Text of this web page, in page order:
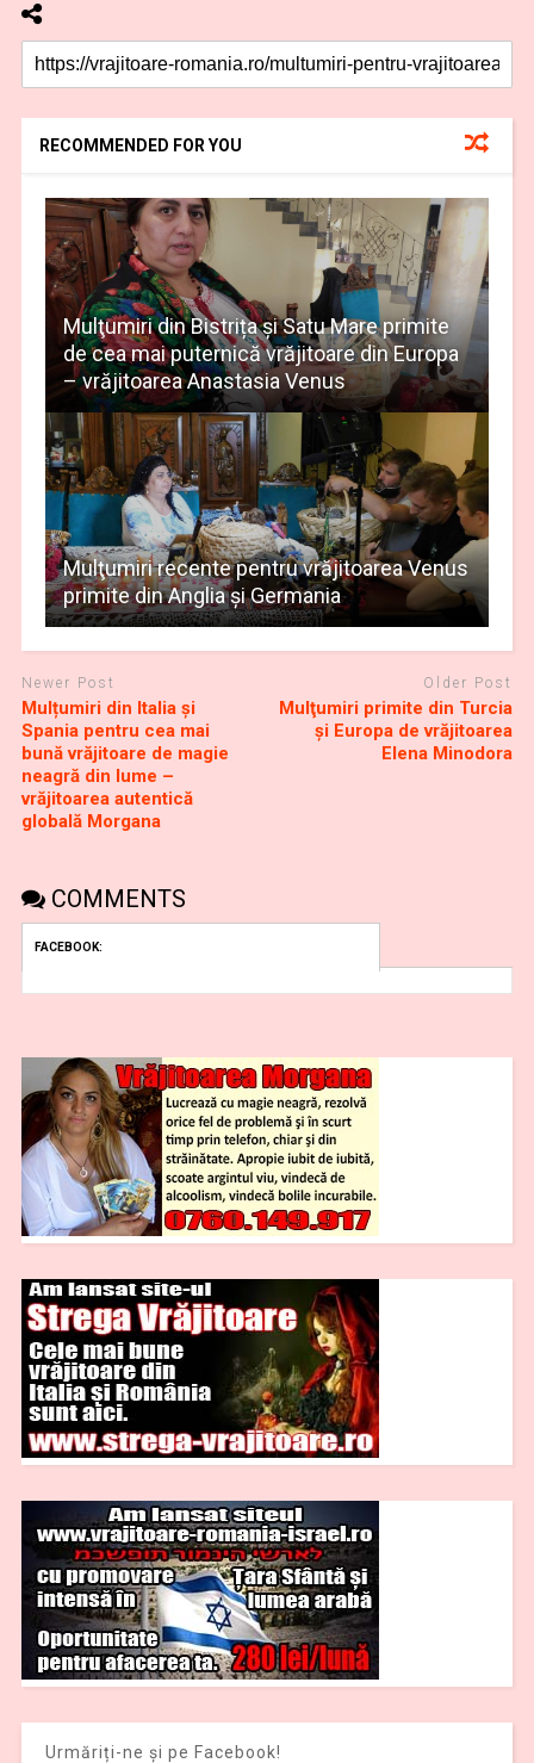
RECOMMENDED FOR YOU
Mulţumiri din Bistrița și Satu Mare primite
de cea mai puternică vrăjitoare din Europa
– vrăjitoarea Anastasia Venus
Mulţumiri recente pentru vrăjitoarea Venus
primite din Anglia și Germania
Newer Post
Mulțumiri din Italia și
Spania pentru cea mai
bună vrăjitoare de magie
neagră din lume –
vrăjitoarea autentică
globală Morgana
Older Post
Mulţumiri primite din Turcia
și Europa de vrăjitoarea
Elena Minodora
COMMENTS
FACEBOOK:
Urmăriți-ne și pe Facebook!